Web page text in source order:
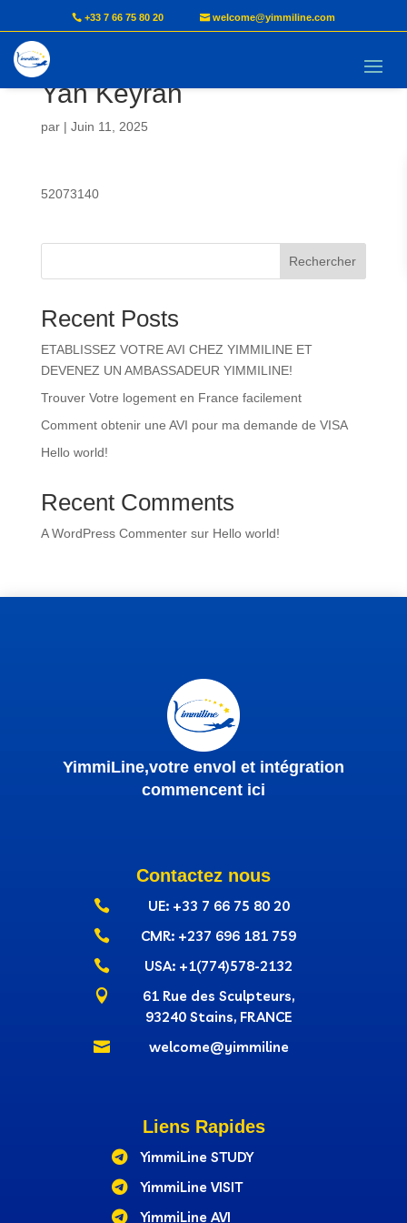
+33 7 66 75 80 20 welcome@yimmiline.com
TITCHEU NGONGANG
Yan Keyran
par | Juin 11, 2025
52073140
Rechercher
Recent Posts
ETABLISSEZ VOTRE AVI CHEZ YIMMILINE ET
DEVENEZ UN AMBASSADEUR YIMMILINE!
Trouver Votre logement en France facilement
Comment obtenir une AVI pour ma demande de VISA
Hello world!
Recent Comments
A WordPress Commentersur Hello world!
YimmiLine,votre envol et intégration
commencent ici
Contactez nous
 UE: +33 7 66 75 80 20
 CMR: +237‭ 696 181 759
 USA: +1(774)578-2132

61 Rue des Sculpteurs,
93240 Stains, FRANCE
 welcome@yimmiline
Liens Rapides

YimmiLine STUDY

YimmiLine VISIT

YimmiLine AVI